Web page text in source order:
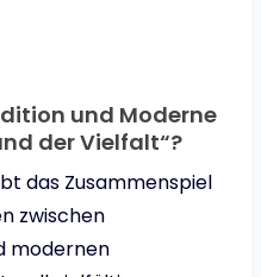
und Moderne
der Vielfalt“?
das Zusammenspiel
zwischen
modernen